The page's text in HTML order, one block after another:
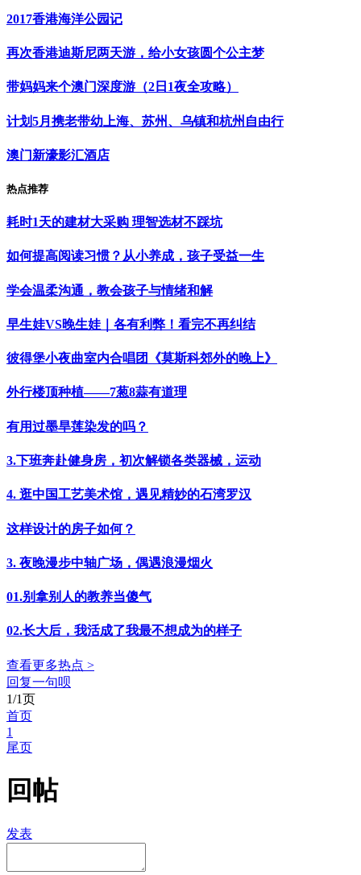
2017香港海洋公园记
再次香港迪斯尼两天游，给小女孩圆个公主梦
带妈妈来个澳门深度游（2日1夜全攻略）
计划5月携老带幼上海、苏州、乌镇和杭州自由行
澳门新濠影汇酒店
热点推荐
耗时1天的建材大采购 理智选材不踩坑
如何提高阅读习惯？从小养成，孩子受益一生
学会温柔沟通，教会孩子与情绪和解
早生娃VS晚生娃｜各有利弊！看完不再纠结
彼得堡小夜曲室内合唱团《莫斯科郊外的晚上》
外行楼顶种植——7葱8蒜有道理
有用过墨旱莲染发的吗？
3.下班奔赴健身房，初次解锁各类器械，运动
4. 逛中国工艺美术馆，遇见精妙的石湾罗汉
这样设计的房子如何？
3. 夜晚漫步中轴广场，偶遇浪漫烟火
01.别拿别人的教养当傻气
02.长大后，我活成了我最不想成为的样子
查看更多热点 >
回复一句呗
1/1页
首页
1
尾页
回帖
发表